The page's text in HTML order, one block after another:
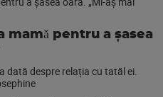
mamǎ pentru a şasea